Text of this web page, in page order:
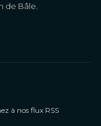
de Bâle.
à nos flux RSS